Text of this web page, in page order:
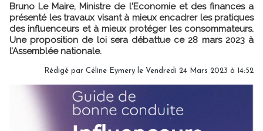
Bruno Le Maire, Ministre de l'Economie et des finances a
présenté les travaux visant à mieux encadrer les pratiques
des influenceurs et à mieux protéger les consommateurs.
Une proposition de loi sera débattue ce 28 mars 2023 à
l’Assemblée nationale.
Rédigé par Céline Eymery le Vendredi 24 Mars 2023 à 14:52